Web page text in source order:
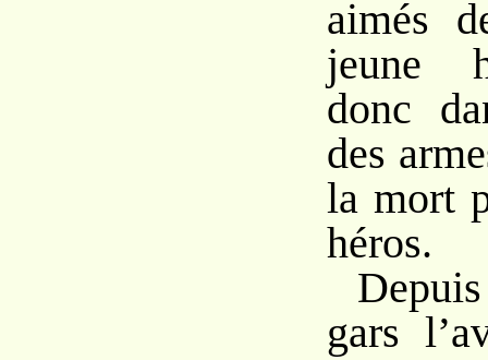
aimés
jeune
donc
des
la mort
héros.
gars